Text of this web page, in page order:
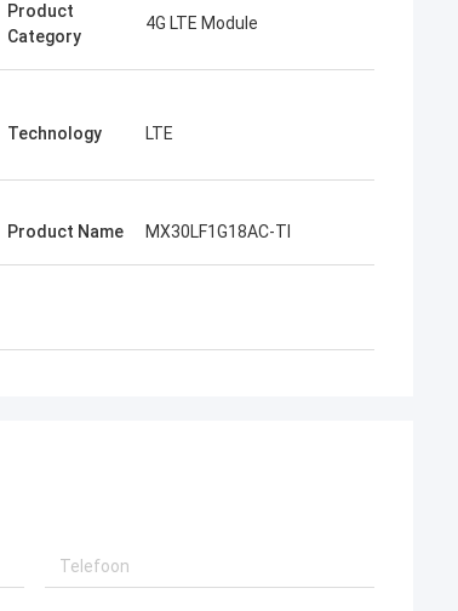
Product
Category
4G LTE Module
Technology LTE
Product Name MX30LF1G18AC-TI